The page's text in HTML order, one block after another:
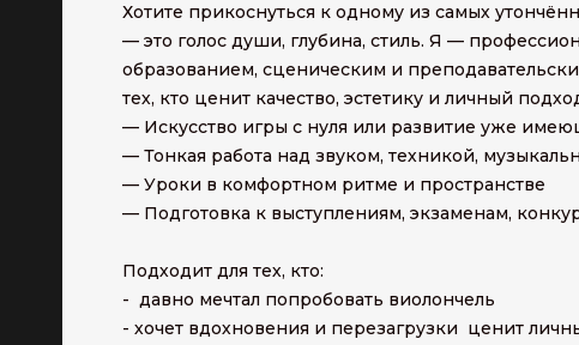
Хотите прикоснуться к одному из самых
— это голос души, глубина, стиль. Я —
образованием, сценическим и
тех, кто ценит качество, эстетику и личный
— Искусство игры с нуля или развитие уже
— Тонкая работа над звуком, техникой,
— Уроки в комфортном ритме и пространстве
— Подготовка к выступлениям, экзаменам,
Подходит для тех, кто:
- давно мечтал попробовать виолончель
- хочет вдохновения и перезагрузки ценит